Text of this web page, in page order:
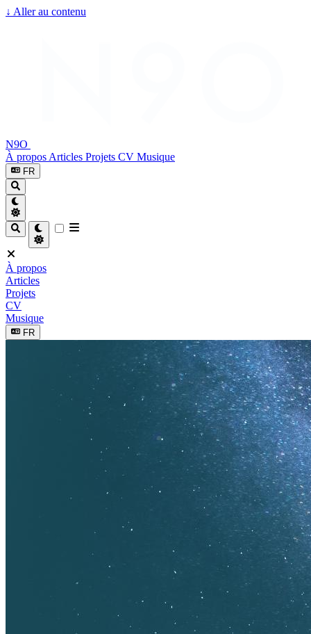
↓ Aller au contenu
N9O
À propos Articles Projets CV Musique
FR
À propos
Articles
Projets
CV
Musique
FR